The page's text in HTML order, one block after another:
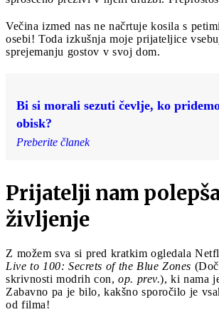
Večina izmed nas ne načrtuje kosila s
osebi! Toda izkušnja moje prijateljice
sprejemanju gostov v svoj dom.
Bi si morali sezuti čevlje, ko
obisk?
Preberite članek
Prijatelji nam
življenje
Z možem sva si pred kratkim ogledala
Live to 100: Secrets of the Blue Zones
skrivnosti modrih con, op. prev.), ki nama
Zabavno pa je bilo, kakšno sporočilo je
od filma!